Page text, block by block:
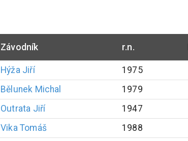
Závodník r.n.
Hýža Jiří 1975
Bělunek Michal 1979
Outrata Jiří 1947
Vika Tomáš 1988